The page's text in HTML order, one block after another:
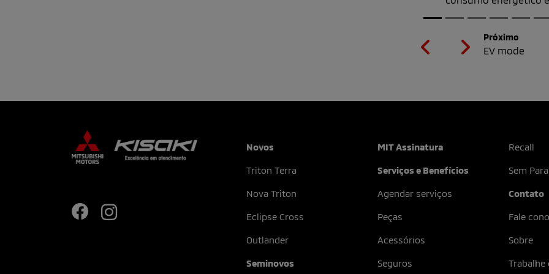
PreviousNext
Novos
Triton Terra
Nova Triton
Eclipse Cross
Outlander
Seminovos
MIT Assinatura
Serviços e Benefícios
Agendar serviços
Peças
Acessórios
Seguros
Recall
Sem
Contato
Fale
Sobre
Trabalhe